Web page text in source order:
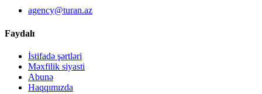
agency@turan.az
Faydalı
İstifadə şərtləri
Məxfilik siyasti
Abunə
Haqqımızda